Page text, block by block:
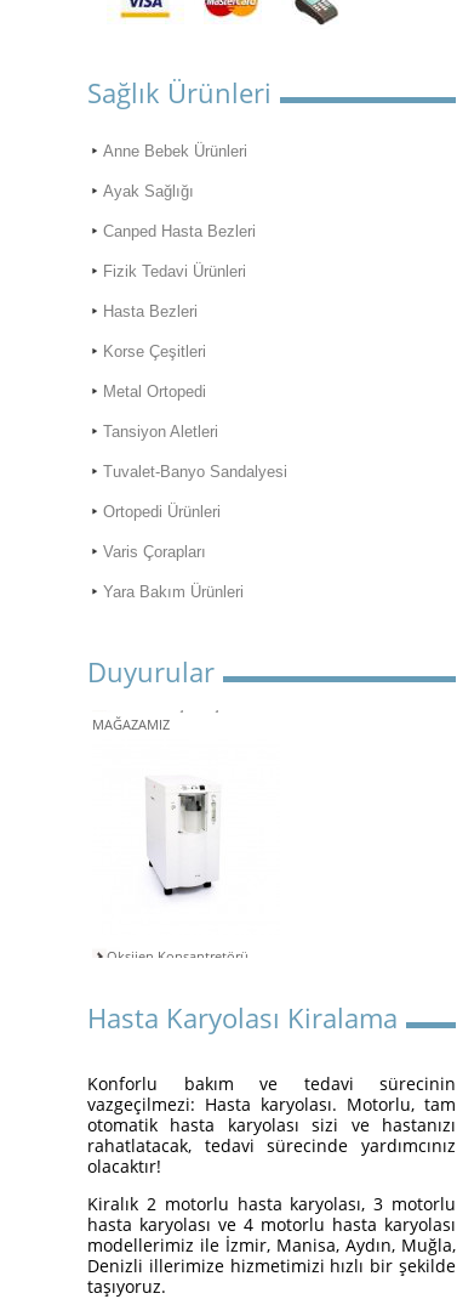
Sağlık Ürünleri
Anne Bebek Ürünleri
Ayak Sağlığı
Canped Hasta Bezleri
Fizik Tedavi Ürünleri
Hasta Bezleri
Korse Çeşitleri
Metal Ortopedi
Tansiyon Aletleri
Tuvalet-Banyo Sandalyesi
Ortopedi Ürünleri
Varis Çorapları
Yara Bakım Ürünleri
Duyurular
ONLİNE ALIŞVERİŞ
Kiralama
Öneme Sahip Bir Araç
Hasta Karyolası Kiralama
Konforlu bakım ve tedavi sürecinin
vazgeçilmezi: Hasta karyolası. Motorlu, tam
otomatik hasta karyolası sizi ve hastanızı
rahatlatacak, tedavi sürecinde yardımcınız
olacaktır!
Kiralık 2 motorlu hasta karyolası, 3 motorlu
hasta karyolası ve 4 motorlu hasta karyolası
modellerimiz ile İzmir, Manisa, Aydın, Muğla,
Denizli illerimize hizmetimizi hızlı bir şekilde
taşıyoruz.